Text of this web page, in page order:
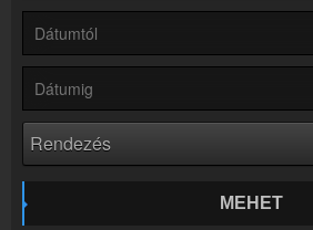
Partnerek
Rádiós partnerek
Rádió beágyazás
Ágyazd be weboldaladba
Online rádió készítés
Készítés lépésről lépésre
MEHET